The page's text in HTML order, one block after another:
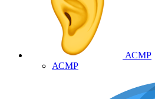
АСМР
АСМР